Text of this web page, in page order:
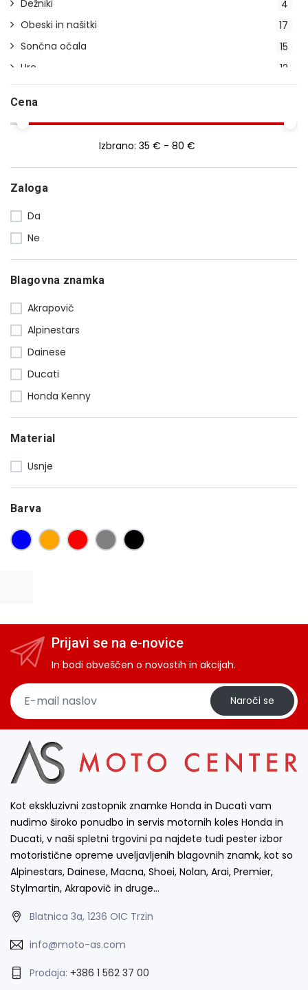
4
Dežniki
17
Obeski in našitki
15
Sončna očala
12
Ure
13
Modelčki
Ostalo
Cena
Izbrano: 35 € - 80 €
Zaloga
Da
Ne
Blagovna znamka
Akrapovič
Alpinestars
Dainese
Ducati
Honda Kenny
Material
Usnje
Barva
Prijavi se na e-novice
In bodi obveščen o novostih in akcijah.
Naroči se
Kot ekskluzivni zastopnik znamke Honda in Ducati vam
nudimo široko ponudbo in servis motornih koles Honda in
Ducati, v naši spletni trgovini pa najdete tudi pester izbor
motoristične opreme uveljavljenih blagovnih znamk, kot so
Alpinestars, Dainese, Macna, Shoei, Nolan, Arai, Premier,
Stylmartin, Akrapovič in druge…
Blatnica 3a, 1236 OIC Trzin
info@moto-as.com
Prodaja: +386 1 562 37 00